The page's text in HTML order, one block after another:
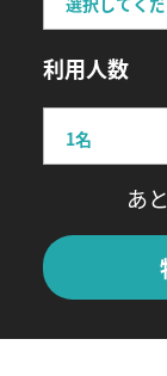
利用人数
あ